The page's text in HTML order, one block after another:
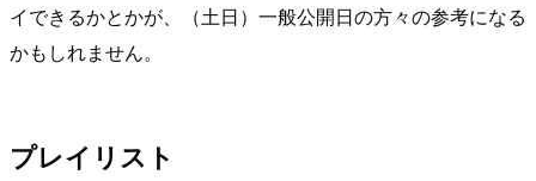
イできるかとかが、（土日）一般公開日の方々の参考になる
かもしれません。
プレイリスト